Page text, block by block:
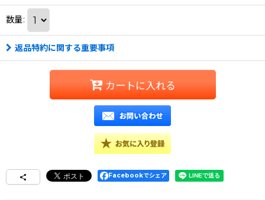
数量:
返品特約に関する重要事項
カートに入れる
Facebookでシェア